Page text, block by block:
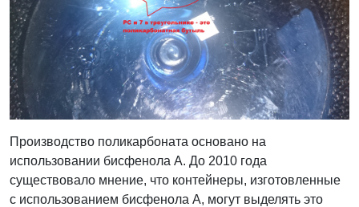
Производство поликарбоната основано на
использовании бисфенола А. До 2010 года
существовало мнение, что контейнеры, изготовленные
с использованием бисфенола А, могут выделять это